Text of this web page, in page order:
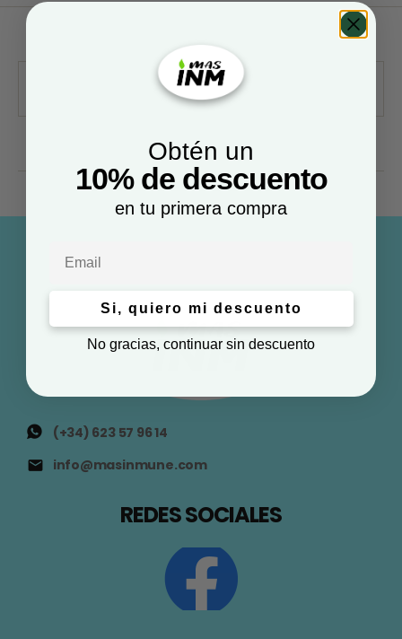
(+34) 623 57 96 14
info@masinmune.com
REDES SOCIALES
Obtén un
10% de descuento
en tu primera compra
Si, quiero mi descuento
No gracias, continuar sin descuento